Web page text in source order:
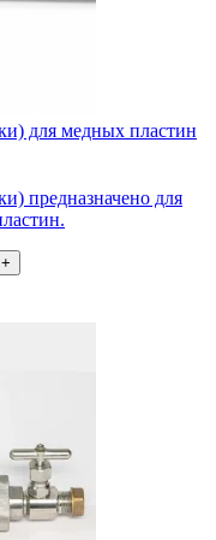
для медных пластин
предназначено для
+